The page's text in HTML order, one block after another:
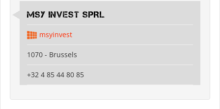
MSY INVEST SPRL
msyinvest
1070 - Brussels
+32 4 85 44 80 85